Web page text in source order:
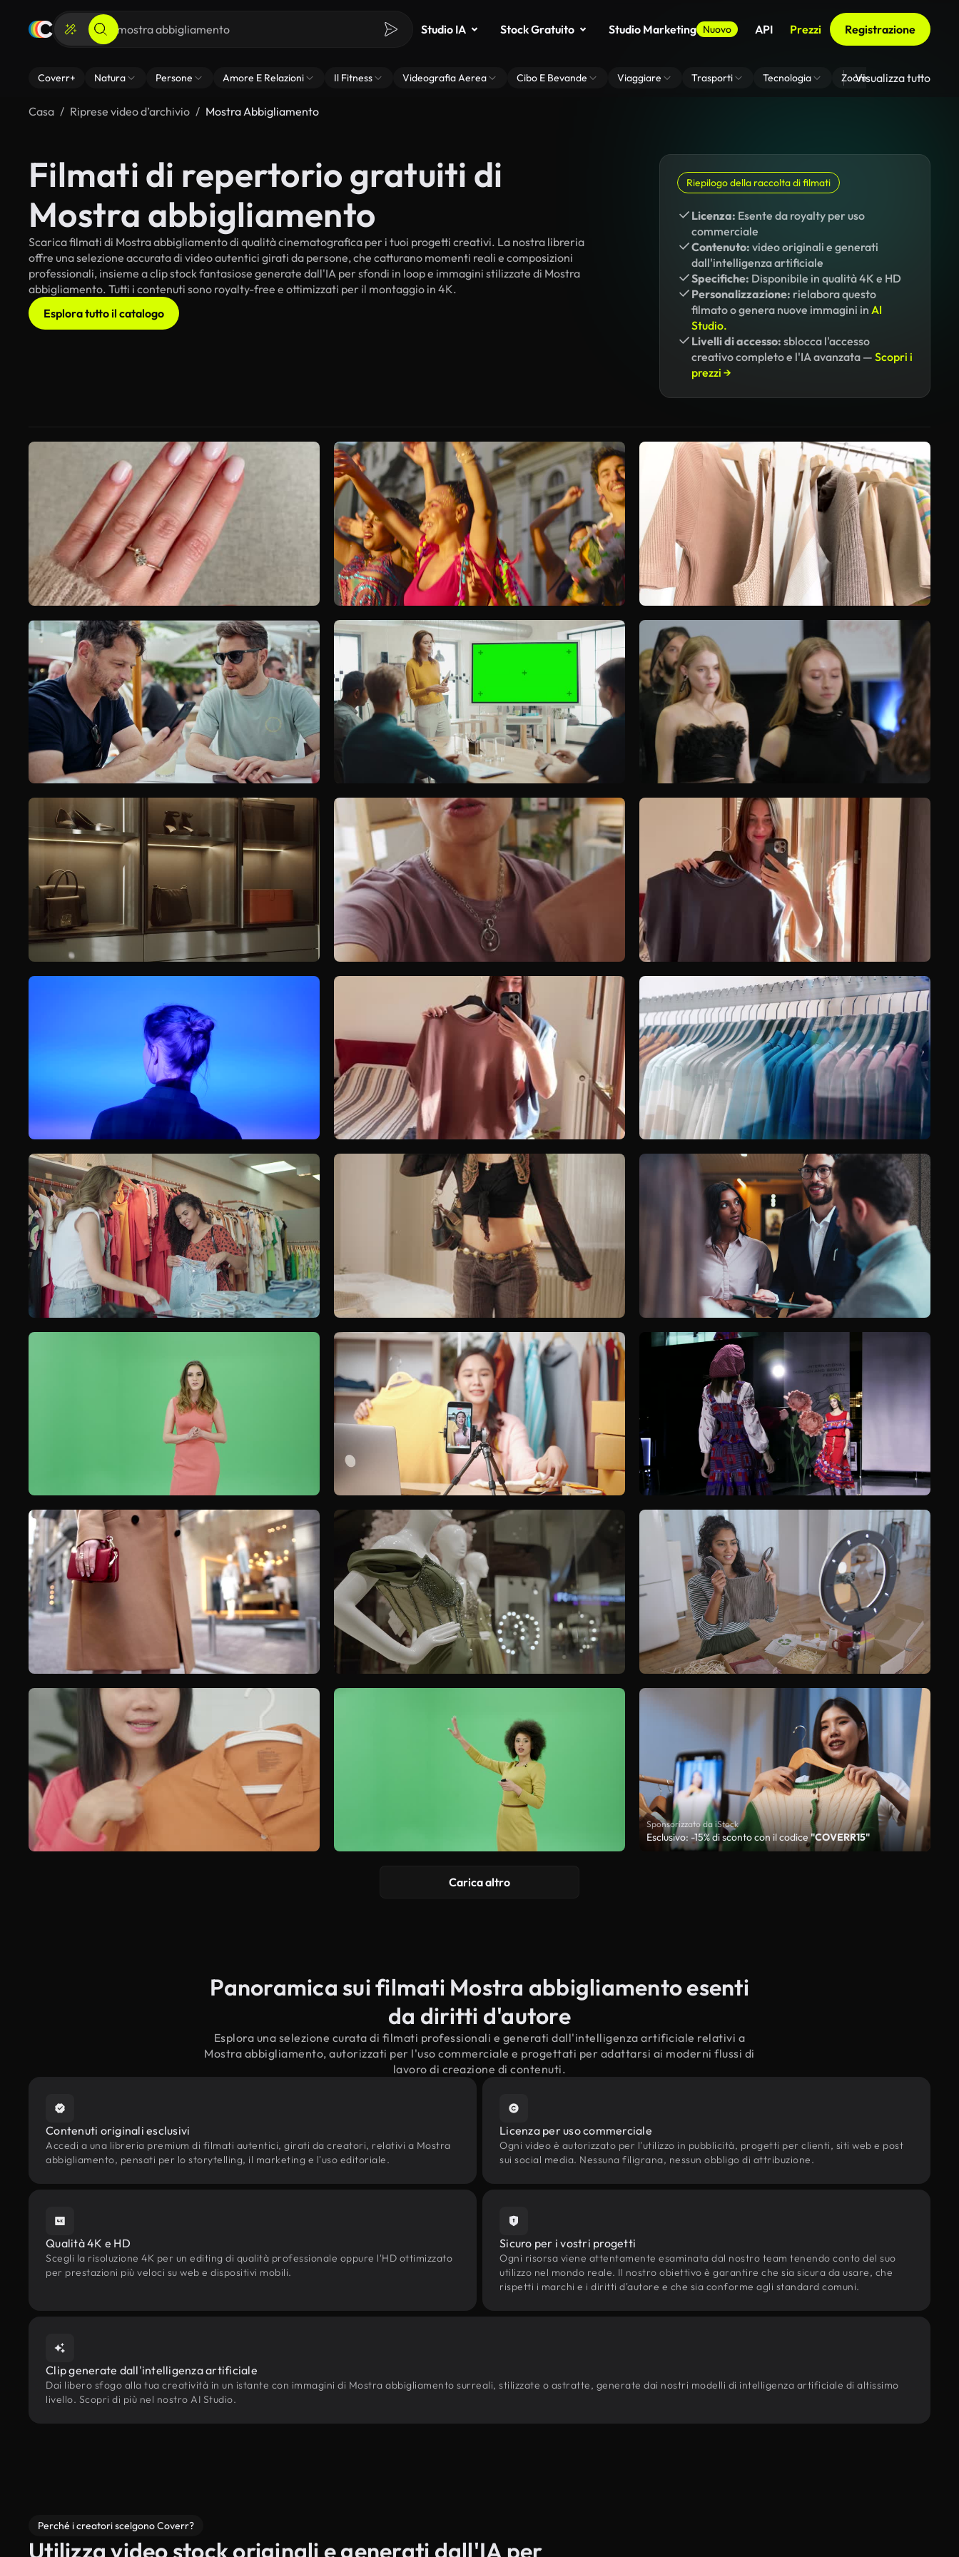
Studio IA Stock Gratuito Studio Marketing Nuovo API Prezzi Registrazione
Coverr+ Natura Persone Amore E Relazioni Il Fitness Videografia Aerea Cibo E Bevande Viaggiare Trasporti Tecnologia Zoom Di Sfondo Virtuale
Visualizza tutto
Casa Riprese video d’archivio Mostra Abbigliamento
Filmati di repertorio gratuiti di
Mostra abbigliamento
Scarica filmati di Mostra abbigliamento di qualità cinematografica per i tuoi progetti creativi. La nostra libreria
offre una selezione accurata di video autentici girati da persone, che catturano momenti reali e composizioni
professionali, insieme a clip stock fantasiose generate dall'IA per sfondi in loop e immagini stilizzate di Mostra
abbigliamento. Tutti i contenuti sono royalty-free e ottimizzati per il montaggio in 4K.
Esplora tutto il catalogo
Riepilogo della raccolta di filmati
Licenza: Esente da royalty per uso
commerciale
Contenuto: video originali e generati
dall'intelligenza artificiale
Specifiche: Disponibile in qualità 4K e HD
Personalizzazione: rielabora questo
filmato o genera nuove immagini in AI
Studio.
Livelli di accesso: sblocca l'accesso
creativo completo e l'IA avanzata — Scopri i
prezzi →
Sponsorizzato da iStock
Esclusivo: -15% di sconto con il codice"COVERR15"
Carica altro
Panoramica sui filmati Mostra abbigliamento esenti
da diritti d'autore
Esplora una selezione curata di filmati professionali e generati dall'intelligenza artificiale relativi a
Mostra abbigliamento, autorizzati per l'uso commerciale e progettati per adattarsi ai moderni flussi di
lavoro di creazione di contenuti.
Contenuti originali esclusivi
Accedi a una libreria premium di filmati autentici, girati da creatori, relativi a Mostra
abbigliamento, pensati per lo storytelling, il marketing e l'uso editoriale.
Licenza per uso commerciale
Ogni video è autorizzato per l'utilizzo in pubblicità, progetti per clienti, siti web e post
sui social media. Nessuna filigrana, nessun obbligo di attribuzione.
Qualità 4K e HD
Scegli la risoluzione 4K per un editing di qualità professionale oppure l'HD ottimizzato
per prestazioni più veloci su web e dispositivi mobili.
Sicuro per i vostri progetti
Ogni risorsa viene attentamente esaminata dal nostro team tenendo conto del suo
utilizzo nel mondo reale. Il nostro obiettivo è garantire che sia sicura da usare, che
rispetti i marchi e i diritti d'autore e che sia conforme agli standard comuni.
Clip generate dall'intelligenza artificiale
Dai libero sfogo alla tua creatività in un istante con immagini di Mostra abbigliamento surreali, stilizzate o astratte, generate dai nostri modelli di intelligenza artificiale di altissimo
livello. Scopri di più nel nostro AI Studio.
Perché i creatori scelgono Coverr?
Utilizza video stock originali e generati dall'IA per